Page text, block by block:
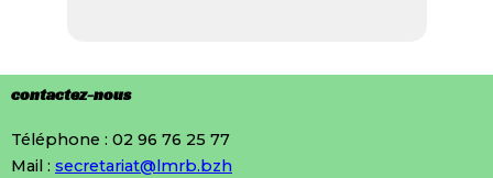
contactez-nous
Téléphone : 02 96 76 25 77
Mail : secretariat@lmrb.bzh